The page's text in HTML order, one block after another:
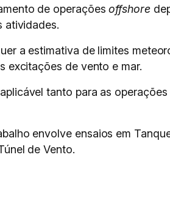
de operaçõesoffshore
atividades.
a estimativa de limites
excitações de vento e mar.
tanto para as
envolve ensaios em
de Vento.